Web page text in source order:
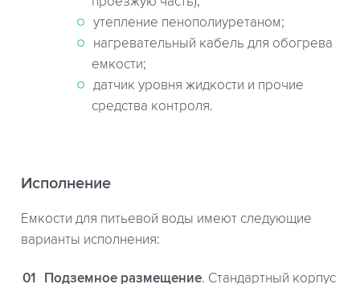
утепление пенополиуретаном;
нагревательный кабель для обогрева
емкости;
датчик уровня жидкости и прочие
средства контроля.
Исполнение
Емкости для питьевой воды имеют следующие
варианты исполнения:
Подземное размещение. Стандартный корпус